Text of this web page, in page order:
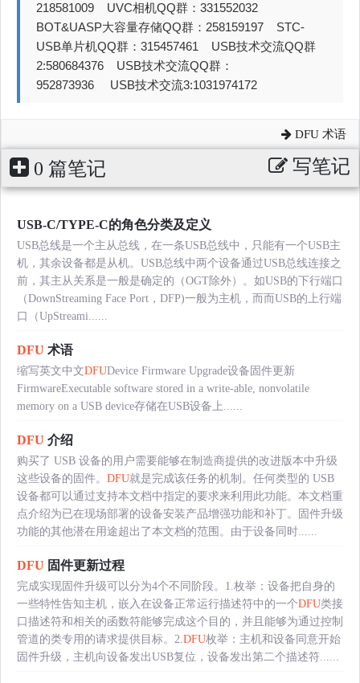
218581009 UVC相机QQ群：331552032
BOT&UASP大容量存储QQ群：258159197 STC-
USB单片机QQ群：315457461 USB技术交流QQ群
2:580684376 USB技术交流QQ群：
952873936 USB技术交流3:1031974172
DFU 术语
0 篇笔记 写笔记
USB-C/TYPE-C的角色分类及定义
USB总线是一个主从总线，在一条USB总线中，只能有一个USB主
机，其余设备都是从机。USB总线中两个设备通过USB总线连接之
前，其主从关系是一般是确定的（OGT除外）。如USB的下行端口
（DownStreaming Face Port，DFP)一般为主机，而而USB的上行端
口（UpStreami......
DFU 术语
缩写英文中文DFUDevice Firmware Upgrade设备固件更新
FirmwareExecutable software stored in a write-able, nonvolatile
memory on a USB device存储在USB设备上......
DFU 介绍
购买了 USB 设备的用户需要能够在制造商提供的改进版本中升级
这些设备的固件。 DFU就是完成该任务的机制。任何类型的 USB
设备都可以通过支持本文档中指定的要求来利用此功能。本文档重
点介绍为已在现场部署的设备安装产品增强功能和补丁。固件升级
功能的其他潜在用途超出了本文档的范围。由于设备同时......
DFU 固件更新过程
完成实现固件升级可以分为4个不同阶段。1.枚举：设备把自身的
一些特性告知主机，嵌入在设备正常运行描述符中的一个DFU类接
口描述符和相关的函数符能够完成这个目的，并且能够为通过控制
管道的类专用的请求提供目标。2.DFU枚举：主机和设备同意开始
固件升级，主机向设备发出USB复位，设备发出第二个描述符......